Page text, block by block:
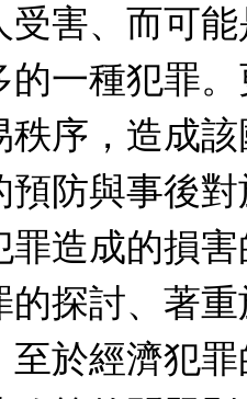
受害、而可
的一種犯罪
秩序，造成
預防與事後
罪造成的損
的探討、著
至於經濟犯